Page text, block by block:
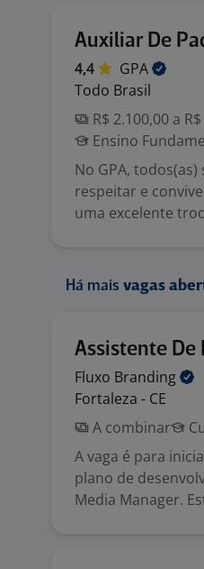
Auxiliar De
4,4
GPA
Todo Brasil
R$ 2.100,00 a
Ensino
No GPA,
respeitar e
uma excelente
Há mais vagas
Assistente De
Fluxo Branding
Fortaleza - CE
A combinar
A vaga é para
plano de
Media Manager.